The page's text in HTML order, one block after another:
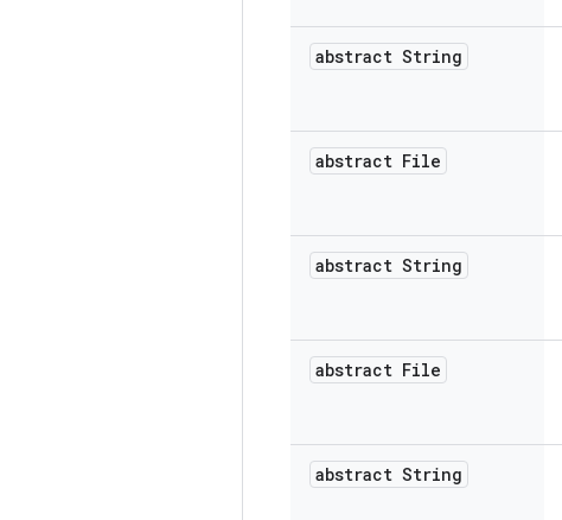
abstract String
abstract File
abstract String
abstract File
abstract String